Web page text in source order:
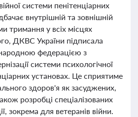
системи пенітенціарних
внутрішній та зовнішній
тримання у всіх місцях
ДКВС України підписала
федерацією з
системи психологічної
установах. Це сприятиме
здоров'я як засуджених,
розробці спеціалізованих
зокрема для ветеранів війни.